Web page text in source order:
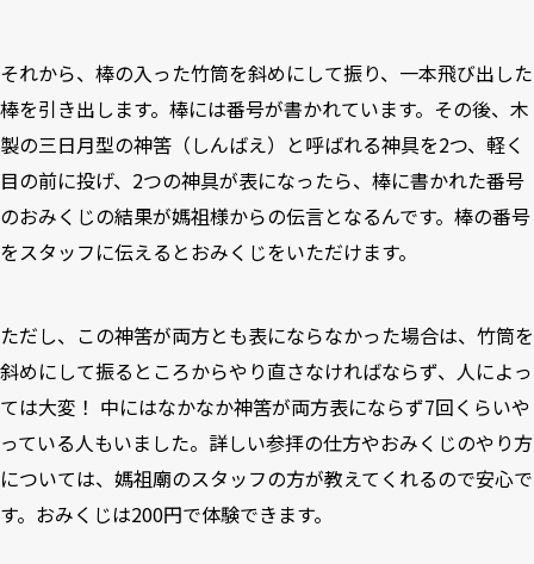
それから、棒の入った竹筒を斜めにして振り、一本飛び出した
棒を引き出します。棒には番号が書かれています。その後、木
製の三日月型の神筈（しんばえ）と呼ばれる神具を2つ、軽く
目の前に投げ、2つの神具が表になったら、棒に書かれた番号
のおみくじの結果が媽祖様からの伝言となるんです。棒の番号
をスタッフに伝えるとおみくじをいただけます。
ただし、この神筈が両方とも表にならなかった場合は、竹筒を
斜めにして振るところからやり直さなければならず、人によっ
ては大変！ 中にはなかなか神筈が両方表にならず7回くらいや
っている人もいました。詳しい参拝の仕方やおみくじのやり方
については、媽祖廟のスタッフの方が教えてくれるので安心で
す。おみくじは200円で体験できます。